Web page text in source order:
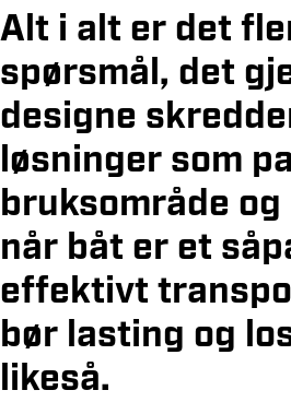
Alt i alt er det
spørsmål, det
designe
løsninger som
bruksområde og
når båt er et
effektivt
bør lasting og
likeså.